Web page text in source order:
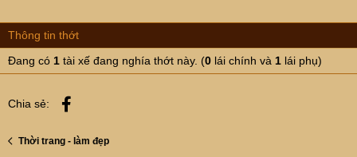
s
:
Thông tin thớt
Đang có 1 tài xế đang nghía thớt này. (0 lái chính và 1 lái phụ)
Chia sẻ:
Thời trang - làm đẹp